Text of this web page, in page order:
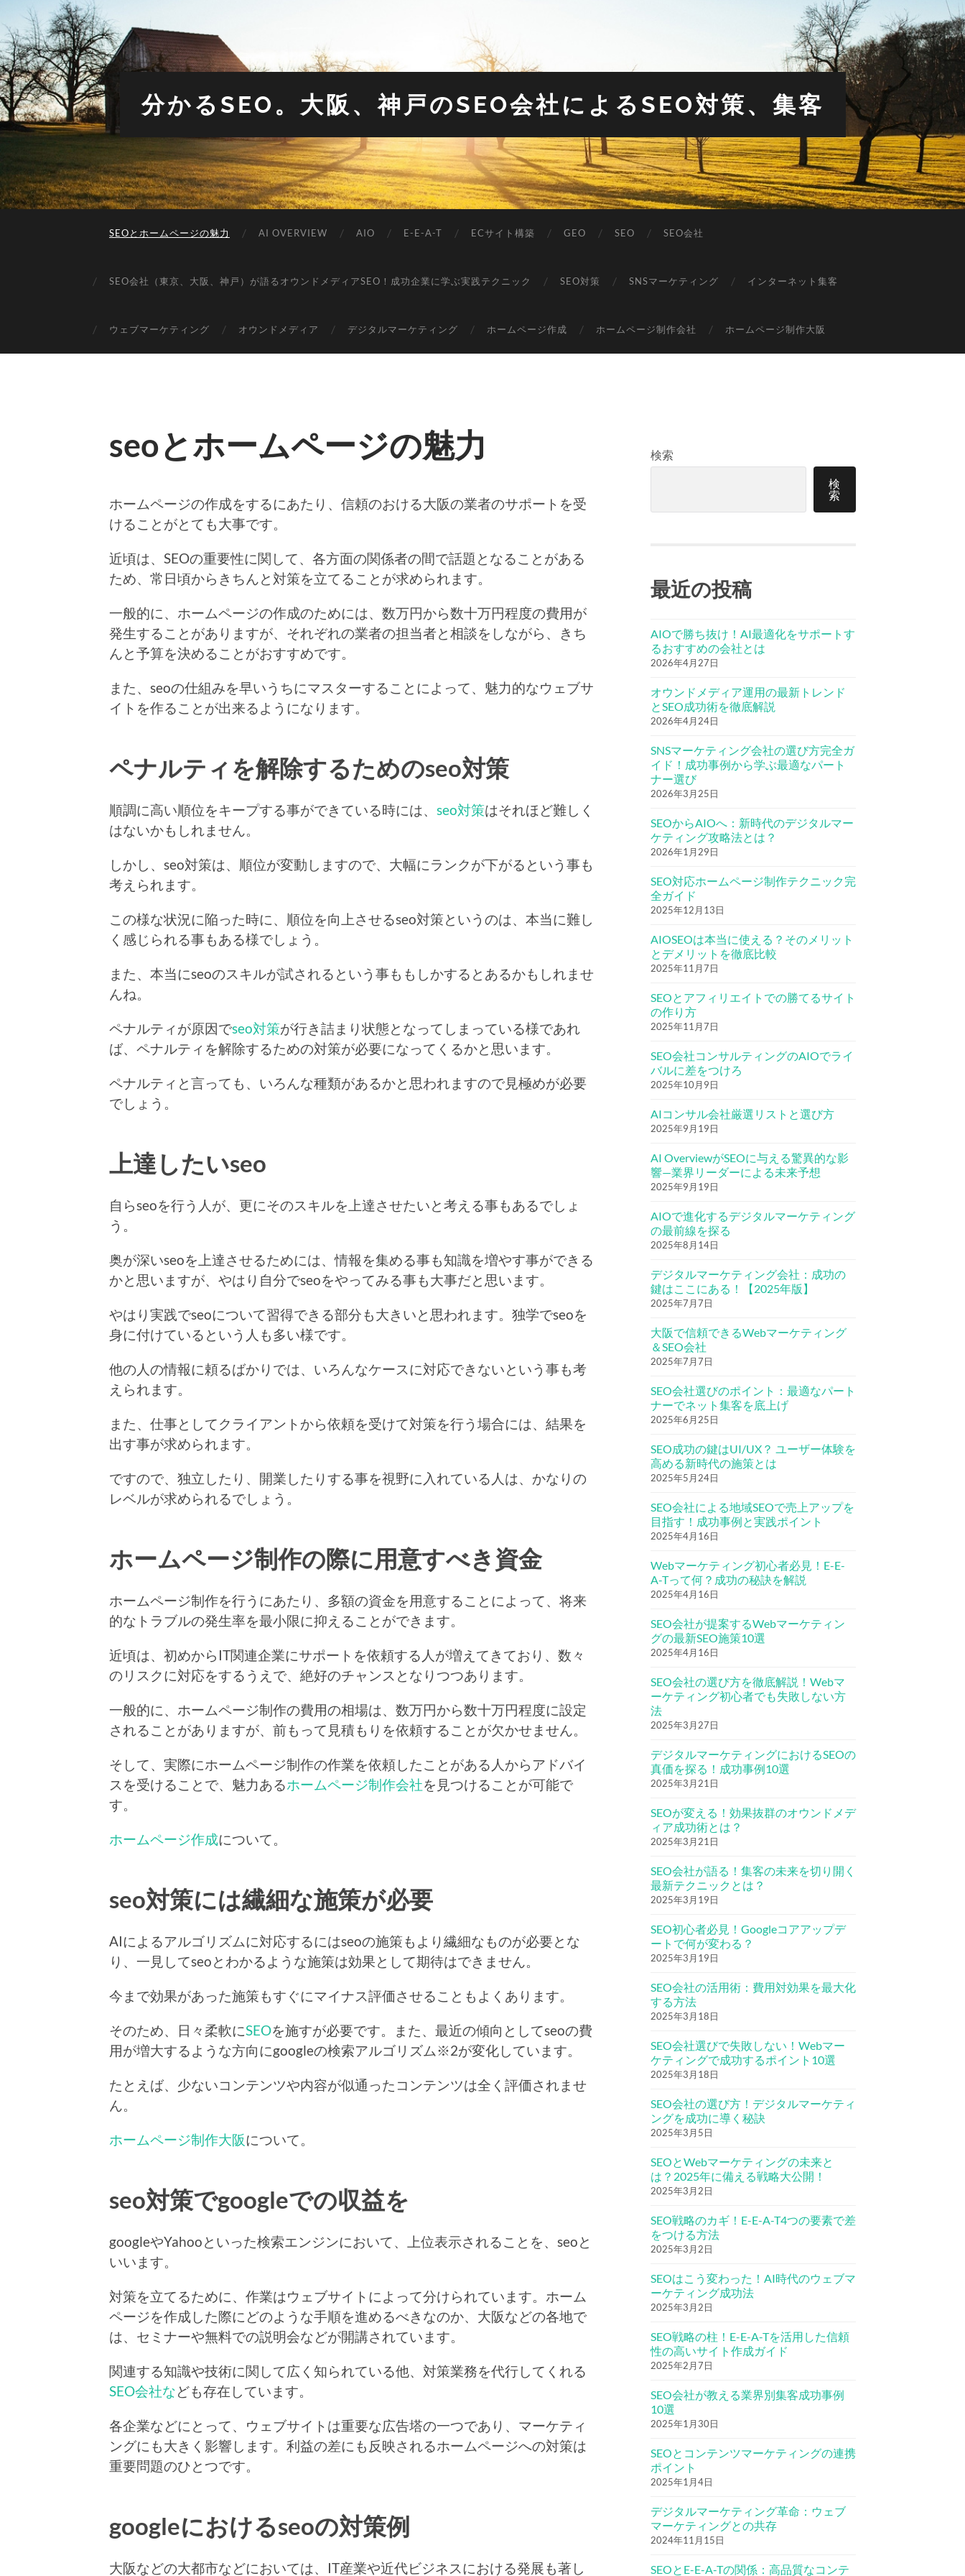
分かるSEO。大阪、神戸のSEO会社によるSEO対策、集客
SEOとホームページの魅力 AI OVERVIEW AIO E-E-A-T ECサイト構築 GEO SEO SEO会社
SEO会社（東京、大阪、神戸）が語るオウンドメディアSEO！成功企業に学ぶ実践テクニック SEO対策 SNSマーケティング インターネット集客
ウェブマーケティング オウンドメディア デジタルマーケティング ホームページ作成 ホームページ制作会社 ホームページ制作大阪
seoとホームページの魅力
ホームページの作成をするにあたり、信頼のおける大阪の業者のサポートを受
けることがとても大事です。
近頃は、SEOの重要性に関して、各方面の関係者の間で話題となることがある
ため、常日頃からきちんと対策を立てることが求められます。
一般的に、ホームページの作成のためには、数万円から数十万円程度の費用が
発生することがありますが、それぞれの業者の担当者と相談をしながら、きち
んと予算を決めることがおすすめです。
また、seoの仕組みを早いうちにマスターすることによって、魅力的なウェブサ
イトを作ることが出来るようになります。
ペナルティを解除するためのseo対策
順調に高い順位をキープする事ができている時には、 seo対策はそれほど難しく
はないかもしれません。
しかし、seo対策は、順位が変動しますので、大幅にランクが下がるという事も
考えられます。
この様な状況に陥った時に、順位を向上させるseo対策というのは、本当に難し
く感じられる事もある様でしょう。
また、本当にseoのスキルが試されるという事ももしかするとあるかもしれませ
んね。
ペナルティが原因でseo対策が行き詰まり状態となってしまっている様であれ
ば、ペナルティを解除するための対策が必要になってくるかと思います。
ペナルティと言っても、いろんな種類があるかと思われますので見極めが必要
でしょう。
上達したいseo
自らseoを行う人が、更にそのスキルを上達させたいと考える事もあるでしょ
う。
奥が深いseoを上達させるためには、情報を集める事も知識を増やす事ができる
かと思いますが、やはり自分でseoをやってみる事も大事だと思います。
やはり実践でseoについて習得できる部分も大きいと思われます。独学でseoを
身に付けているという人も多い様です。
他の人の情報に頼るばかりでは、いろんなケースに対応できないという事も考
えられます。
また、仕事としてクライアントから依頼を受けて対策を行う場合には、結果を
出す事が求められます。
ですので、独立したり、開業したりする事を視野に入れている人は、かなりの
レベルが求められるでしょう。
ホームページ制作の際に用意すべき資金
ホームページ制作を行うにあたり、多額の資金を用意することによって、将来
的なトラブルの発生率を最小限に抑えることができます。
近頃は、初めからIT関連企業にサポートを依頼する人が増えてきており、数々
のリスクに対応をするうえで、絶好のチャンスとなりつつあります。
一般的に、ホームページ制作の費用の相場は、数万円から数十万円程度に設定
されることがありますが、前もって見積もりを依頼することが欠かせません。
そして、実際にホームページ制作の作業を依頼したことがある人からアドバイ
スを受けることで、魅力あるホームページ制作会社を見つけることが可能で
す。
ホームページ作成について。
seo対策には繊細な施策が必要
AIによるアルゴリズムに対応するにはseoの施策もより繊細なものが必要とな
り、一見してseoとわかるような施策は効果として期待はできません。
今まで効果があった施策もすぐにマイナス評価させることもよくあります。
そのため、日々柔軟にSEOを施すが必要です。また、最近の傾向としてseoの費
用が増大するような方向にgoogleの検索アルゴリズム※2が変化しています。
たとえば、少ないコンテンツや内容が似通ったコンテンツは全く評価されませ
ん。
ホームページ制作大阪について。
seo対策でgoogleでの収益を
googleやYahooといった検索エンジンにおいて、上位表示されることを、seoと
いいます。
対策を立てるために、作業はウェブサイトによって分けられています。ホーム
ページを作成した際にどのような手順を進めるべきなのか、大阪などの各地で
は、セミナーや無料での説明会などが開講されています。
関連する知識や技術に関して広く知られている他、対策業務を代行してくれる
SEO会社なども存在しています。
各企業などにとって、ウェブサイトは重要な広告塔の一つであり、マーケティ
ングにも大きく影響します。利益の差にも反映されるホームページへの対策は
重要問題のひとつです。
googleにおけるseoの対策例
大阪などの大都市などにおいては、IT産業や近代ビジネスにおける発展も著し
検索
検
索
最近の投稿
AIOで勝ち抜け！AI最適化をサポートす
るおすすめの会社とは
2026年4月27日
オウンドメディア運用の最新トレンド
とSEO成功術を徹底解説
2026年4月24日
SNSマーケティング会社の選び方完全ガ
イド！成功事例から学ぶ最適なパート
ナー選び
2026年3月25日
SEOからAIOへ：新時代のデジタルマー
ケティング攻略法とは？
2026年1月29日
SEO対応ホームページ制作テクニック完
全ガイド
2025年12月13日
AIOSEOは本当に使える？そのメリット
とデメリットを徹底比較
2025年11月7日
SEOとアフィリエイトでの勝てるサイト
の作り方
2025年11月7日
SEO会社コンサルティングのAIOでライ
バルに差をつけろ
2025年10月9日
AIコンサル会社厳選リストと選び方
2025年9月19日
AI OverviewがSEOに与える驚異的な影
響—業界リーダーによる未来予想
2025年9月19日
AIOで進化するデジタルマーケティング
の最前線を探る
2025年8月14日
デジタルマーケティング会社：成功の
鍵はここにある！【2025年版】
2025年7月7日
大阪で信頼できるWebマーケティング
＆SEO会社
2025年7月7日
SEO会社選びのポイント：最適なパート
ナーでネット集客を底上げ
2025年6月25日
SEO成功の鍵はUI/UX？ ユーザー体験を
高める新時代の施策とは
2025年5月24日
SEO会社による地域SEOで売上アップを
目指す！成功事例と実践ポイント
2025年4月16日
Webマーケティング初心者必見！E-E-
A-Tって何？成功の秘訣を解説
2025年4月16日
SEO会社が提案するWebマーケティン
グの最新SEO施策10選
2025年4月16日
SEO会社の選び方を徹底解説！Webマ
ーケティング初心者でも失敗しない方
法
2025年3月27日
デジタルマーケティングにおけるSEOの
真価を探る！成功事例10選
2025年3月21日
SEOが変える！効果抜群のオウンドメデ
ィア成功術とは？
2025年3月21日
SEO会社が語る！集客の未来を切り開く
最新テクニックとは？
2025年3月19日
SEO初心者必見！Googleコアアップデ
ートで何が変わる？
2025年3月19日
SEO会社の活用術：費用対効果を最大化
する方法
2025年3月18日
SEO会社選びで失敗しない！Webマー
ケティングで成功するポイント10選
2025年3月18日
SEO会社の選び方！デジタルマーケティ
ングを成功に導く秘訣
2025年3月5日
SEOとWebマーケティングの未来と
は？2025年に備える戦略大公開！
2025年3月2日
SEO戦略のカギ！E-E-A-T4つの要素で差
をつける方法
2025年3月2日
SEOはこう変わった！AI時代のウェブマ
ーケティング成功法
2025年3月2日
SEO戦略の柱！E-E-A-Tを活用した信頼
性の高いサイト作成ガイド
2025年2月7日
SEO会社が教える業界別集客成功事例
10選
2025年1月30日
SEOとコンテンツマーケティングの連携
ポイント
2025年1月4日
デジタルマーケティング革命：ウェブ
マーケティングとの共存
2024年11月15日
SEOとE-E-A-Tの関係：高品質なコンテ